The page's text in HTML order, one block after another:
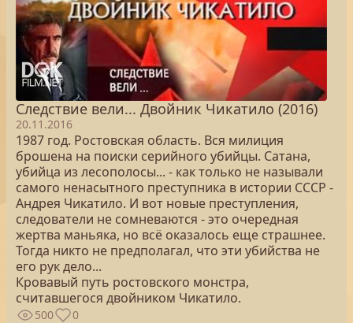
Следствие вели... Двойник Чикатило (2016)
20.11.2016
1987 год. Ростовская область. Вся милиция
брошена на поиски серийного убийцы. Сатана,
убийца из лесополосы... - как только не называли
самого ненасытного преступника в истории СССР -
Андрея Чикатило. И вот новые преступления,
следователи не сомневаются - это очередная
жертва маньяка, но всё оказалось еще страшнее.
Тогда никто не предполагал, что эти убийства не
его рук дело...
Кровавый путь ростовского монстра,
считавшегося двойником Чикатило.
500 0